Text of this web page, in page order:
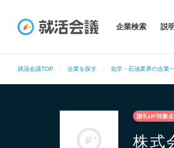
企業検索 説
就活会議TOP 企業を探す 化学・石油業界の企業
謝礼UP対象
株式